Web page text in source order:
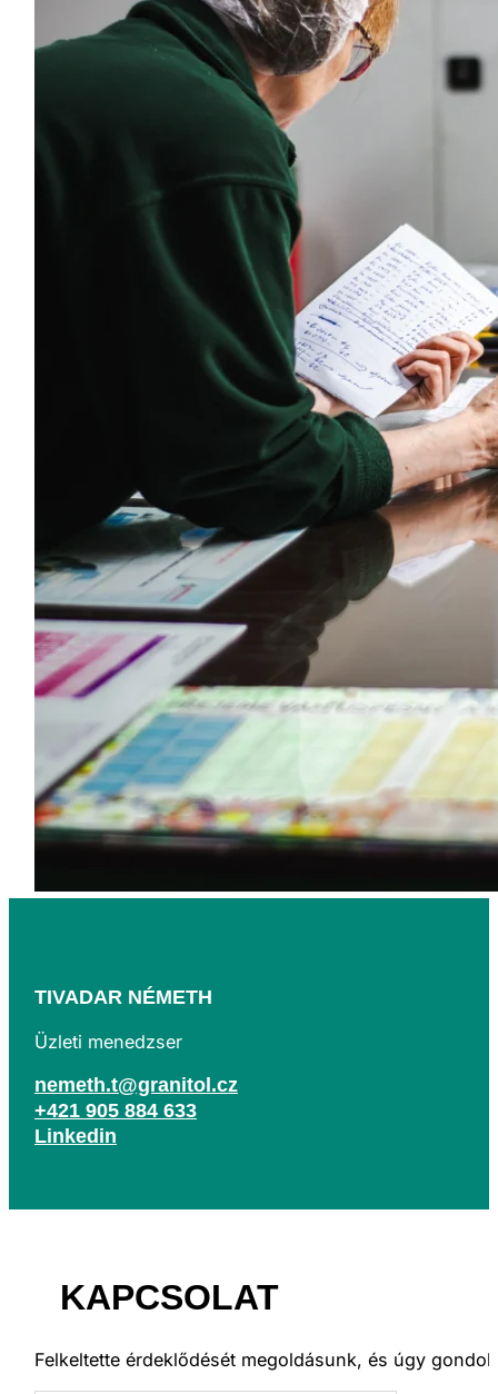
KAPCSOLAT
Felkeltette érdeklődését megoldásunk, és úgy
TIVADAR NÉMETH
Üzleti menedzser
nemeth.t@granitol.cz
+421 905 884 633
Linkedin